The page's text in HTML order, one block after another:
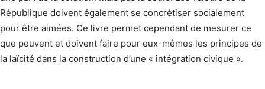
République doivent également se concrétiser socialement
pour être aimées. Ce livre permet cependant de mesurer ce
que peuvent et doivent faire pour eux-mêmes les principes de
la laïcité dans la construction d’une « intégration civique ».